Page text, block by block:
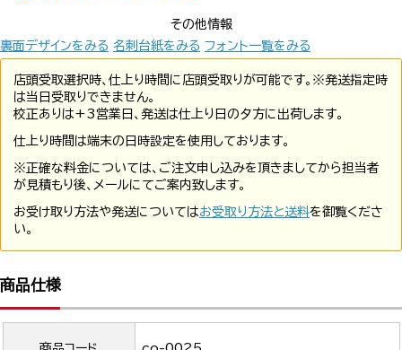
その他情報
裏面デザインをみる 名刺台紙をみる フォント一覧をみる
店頭受取選択時、仕上り時間に店頭受取りが可能です。※発送指定時
は当日受取りできません。
校正ありは+3営業日、発送は仕上り日の夕方に出荷します。
仕上り時間は端末の日時設定を使用しております。
※正確な料金については、ご注文申し込みを頂きましてから担当者
が見積もり後、メールにてご案内致します。
お受け取り方法や発送についてはお受取り方法と送料を御覧くださ
い。
商品仕様